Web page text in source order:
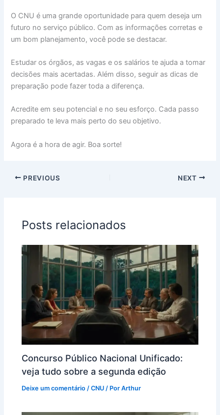
O CNU é uma grande oportunidade para quem deseja um
futuro no serviço público. Com as informações corretas e
um bom planejamento, você pode se destacar.
Estudar os órgãos, as vagas e os salários te ajuda a tomar
decisões mais acertadas. Além disso, seguir as dicas de
preparação pode fazer toda a diferença.
Acredite em seu potencial e no seu esforço. Cada passo
preparado te leva mais perto do seu objetivo.
Agora é a hora de agir. Boa sorte!
PREVIOUS NEXT
Posts relacionados
Concurso Público Nacional Unificado:
veja tudo sobre a segunda edição
Deixe um comentário /CNU / PorArthur